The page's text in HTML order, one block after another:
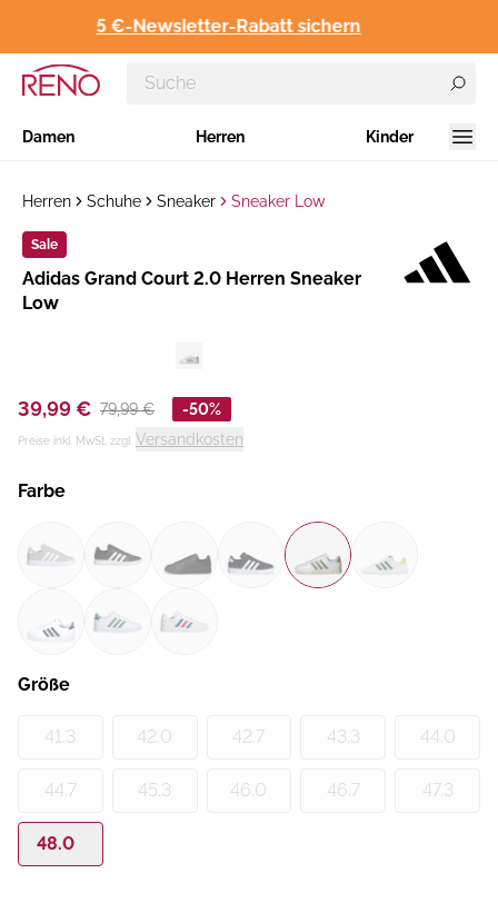
5 €-Newsletter-Rabatt sichern
Damen Herren Kinder
Herren Schuhe Sneaker Sneaker Low
Sale
Hersteller:
​Adidas Grand Court 2.0 Herren Sneaker
Low
39,99 € 79,99 € -50%
Preise inkl. MwSt. zzgl. Versandkosten
Farbe
Größe
41.3 42.0 42.7 43.3 44.0
44.7 45.3 46.0 46.7 47.3
48.0